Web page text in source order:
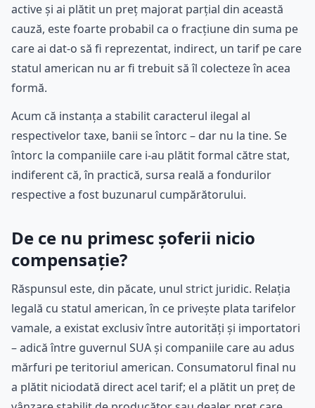
active și ai plătit un preț majorat parțial din această
cauză, este foarte probabil ca o fracțiune din suma pe
care ai dat-o să fi reprezentat, indirect, un tarif pe care
statul american nu ar fi trebuit să îl colecteze în acea
formă.
Acum că instanța a stabilit caracterul ilegal al
respectivelor taxe, banii se întorc – dar nu la tine. Se
întorc la companiile care i-au plătit formal către stat,
indiferent că, în practică, sursa reală a fondurilor
respective a fost buzunarul cumpărătorului.
De ce nu primesc șoferii nicio
compensație?
Răspunsul este, din păcate, unul strict juridic. Relația
legală cu statul american, în ce privește plata tarifelor
vamale, a existat exclusiv între autorități și importatori
– adică între guvernul SUA și companiile care au adus
mărfuri pe teritoriul american. Consumatorul final nu
a plătit niciodată direct acel tarif; el a plătit un preț de